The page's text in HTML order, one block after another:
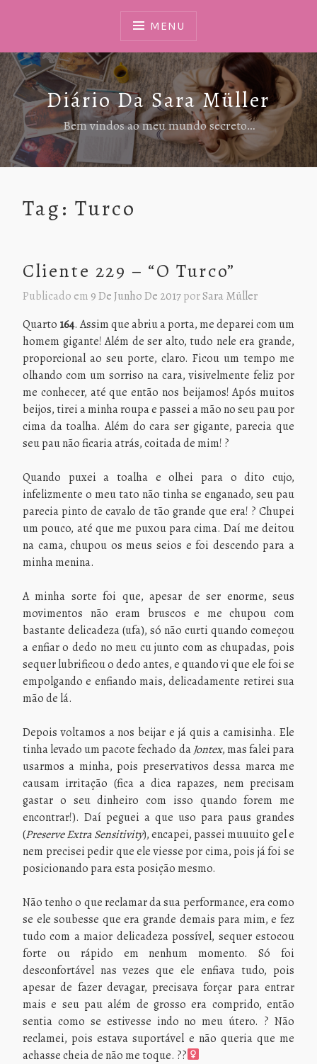
MENU
Diário Da Sara Müller
Bem vindos ao meu mundo secreto…
Tag: Turco
Cliente 229 – “O Turco”
Publicado em 9 De Junho De 2017porSara Müller
Quarto 164. Assim que abriu a porta, me deparei com um
homem gigante! Além de ser alto, tudo nele era grande,
proporcional ao seu porte, claro. Ficou um tempo me
olhando com um sorriso na cara, visivelmente feliz por
me conhecer, até que então nos beijamos! Após muitos
beijos, tirei a minha roupa e passei a mão no seu pau por
cima da toalha. Além do cara ser gigante, parecia que
seu pau não ficaria atrás, coitada de mim! ?
Quando puxei a toalha e olhei para o dito cujo,
infelizmente o meu tato não tinha se enganado, seu pau
parecia pinto de cavalo de tão grande que era! ? Chupei
um pouco, até que me puxou para cima. Daí me deitou
na cama, chupou os meus seios e foi descendo para a
minha menina.
A minha sorte foi que, apesar de ser enorme, seus
movimentos não eram bruscos e me chupou com
bastante delicadeza (ufa), só não curti quando começou
a enfiar o dedo no meu cu junto com as chupadas, pois
sequer lubrificou o dedo antes, e quando vi que ele foi se
empolgando e enfiando mais, delicadamente retirei sua
mão de lá.
Depois voltamos a nos beijar e já quis a camisinha. Ele
tinha levado um pacote fechado daJontex, mas falei para
usarmos a minha, pois preservativos dessa marca me
causam irritação (fica a dica rapazes, nem precisam
gastar o seu dinheiro com isso quando forem me
encontrar!). Daí peguei a que uso para paus grandes
(Preserve Extra Sensitivity), encapei, passei muuuito gel e
nem precisei pedir que ele viesse por cima, pois já foi se
posicionando para esta posição mesmo.
Não tenho o que reclamar da sua performance, era como
se ele soubesse que era grande demais para mim, e fez
tudo com a maior delicadeza possível, sequer estocou
forte ou rápido em nenhum momento. Só foi
desconfortável nas vezes que ele enfiava tudo, pois
apesar de fazer devagar, precisava forçar para entrar
mais e seu pau além de grosso era comprido, então
sentia como se estivesse indo no meu útero. ? Não
reclamei, pois estava suportável e não queria que me
achasse cheia de não me toque. ??‍